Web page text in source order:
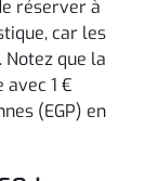
réserver à
car les
que la
1 €
(EGP) en